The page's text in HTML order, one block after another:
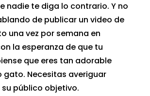
nadie te diga lo contrario. Y no
de publicar un video de
una vez por semana en
la esperanza de que tu
que eres tan adorable
gato. Necesitas averiguar
público objetivo.